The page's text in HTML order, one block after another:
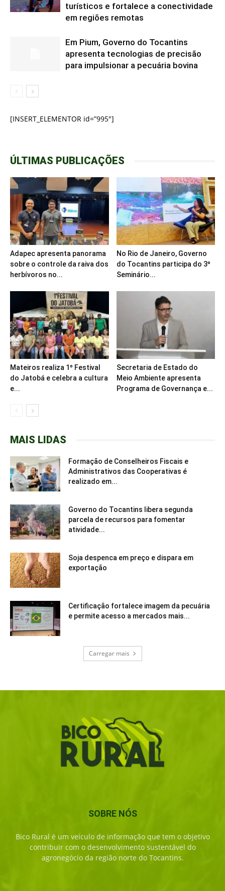
turísticos e fortalece a conectividade
em regiões remotas
Em Pium, Governo do Tocantins
apresenta tecnologias de precisão
para impulsionar a pecuária bovina
[INSERT_ELEMENTOR id=”995″]
ÚLTIMAS PUBLICAÇÕES
Adapec apresenta panorama
sobre o controle da raiva dos
herbívoros no...
No Rio de Janeiro, Governo
do Tocantins participa do 3º
Seminário...
Mateiros realiza 1º Festival
do Jatobá e celebra a cultura
e...
Secretaria de Estado do
Meio Ambiente apresenta
Programa de Governança e...
MAIS LIDAS
Formação de Conselheiros Fiscais e
Administrativos das Cooperativas é
realizado em...
Governo do Tocantins libera segunda
parcela de recursos para fomentar
atividade...
Soja despenca em preço e dispara em
exportação
Certificação fortalece imagem da pecuária
e permite acesso a mercados mais...
Carregar mais
SOBRE NÓS
Bico Rural é um veículo de informação que tem o objetivo
contribuir com o desenvolvimento sustentável do
agronegócio da região norte do Tocantins.